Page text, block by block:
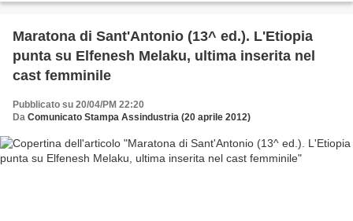
Maratona di Sant'Antonio (13^ ed.). L'Etiopia
punta su Elfenesh Melaku, ultima inserita nel
cast femminile
Pubblicato su 20/04/PM 22:20
Da Comunicato Stampa Assindustria (20 aprile 2012)